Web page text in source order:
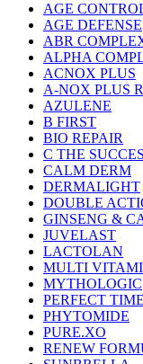
AGE
AGE DEFENSE
ABR
ALPHA
ACNOX PLUS
A-NOX PLUS
AZULENE
B FIRST
BIO REPAIR
C THE
CALM DERM
DERMALIGHT
DOUBLE
GINSENG &
JUVELAST
LACTOLAN
MULTI
MYTHOLOGIC
PERFECT TIME
PHYTOMIDE
PURE.XO
RENEW